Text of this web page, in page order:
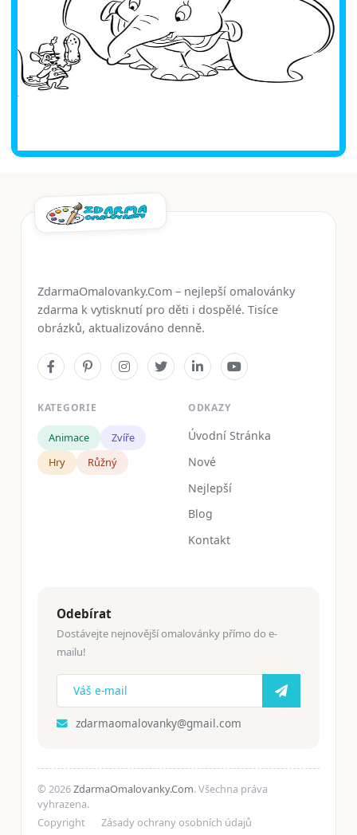
ZdarmaOmalovanky.Com – nejlepší omalovánky
zdarma k vytisknutí pro děti i dospělé. Tisíce
obrázků, aktualizováno denně.
KATEGORIE
Animace
Zvíře
Hry
Růžný
ODKAZY
Úvodní Stránka
Nové
Nejlepší
Blog
Kontakt
Odebírat
Dostávejte nejnovější omalovánky přímo do e-
mailu!
zdarmaomalovanky@gmail.com
© 2026ZdarmaOmalovanky.Com. Všechna práva
vyhrazena.
Copyright
Zásady ochrany osobních údajů